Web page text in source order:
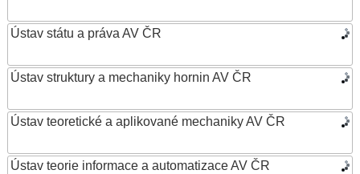
Ústav státu a práva AV ČR
Ústav struktury a mechaniky hornin AV ČR
Ústav teoretické a aplikované mechaniky AV ČR
Ústav teorie informace a automatizace AV ČR